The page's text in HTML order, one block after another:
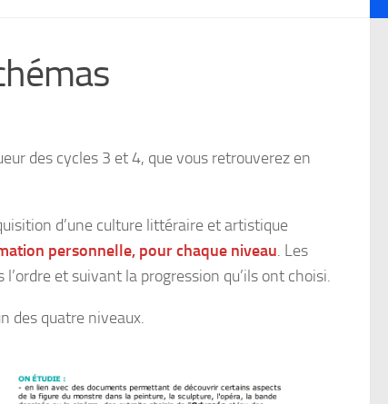
des cycles 3 et 4, que vous retrouverez en
d’une culture littéraire et artistique
personnelle, pour chaque niveau. Les
et suivant la progression qu’ils ont choisi.
des quatre niveaux.